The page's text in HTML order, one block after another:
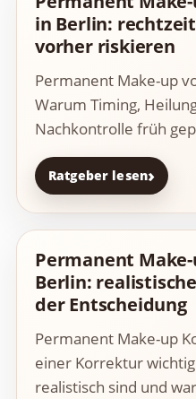
in Berlin:
vorher riskieren
Permanent Make-up
Warum Timing,
Nachkontrolle früh
Ratgeber lesen
Permanent
Berlin:
der Entscheidung
Permanent Make-up
einer Korrektur
realistisch sind und